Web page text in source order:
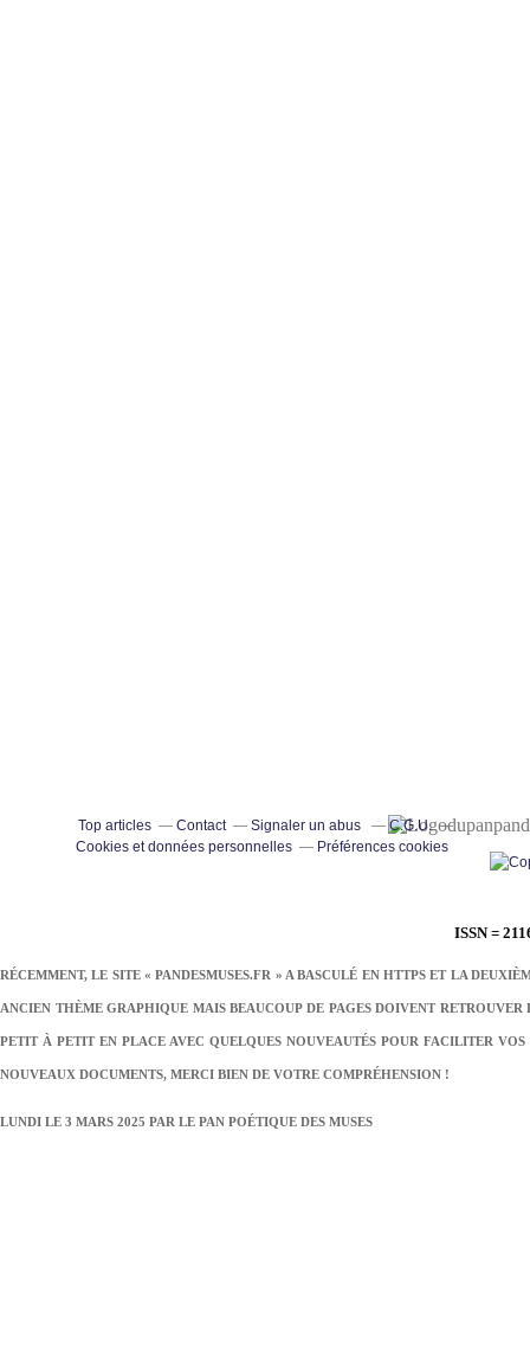
ISSN =
RÉCEMMENT, LE SITE « PANDESMUSES.FR » A BASCULÉ EN HTTPS ET LA
ANCIEN THÈME GRAPHIQUE MAIS BEAUCOUP DE PAGES DOIVENT
PETIT À PETIT EN PLACE AVEC QUELQUES NOUVEAUTÉS POUR FACILITER
NOUVEAUX DOCUMENTS, MERCI BIEN DE VOTRE COMPRÉHENSION !
LUNDI LE 3 MARS 2025 PAR LE PAN POÉTIQUE DES MUSES
Top articles Contact Signaler un abus
C.G.U.
Cookies et données personnelles
Préférences cookies